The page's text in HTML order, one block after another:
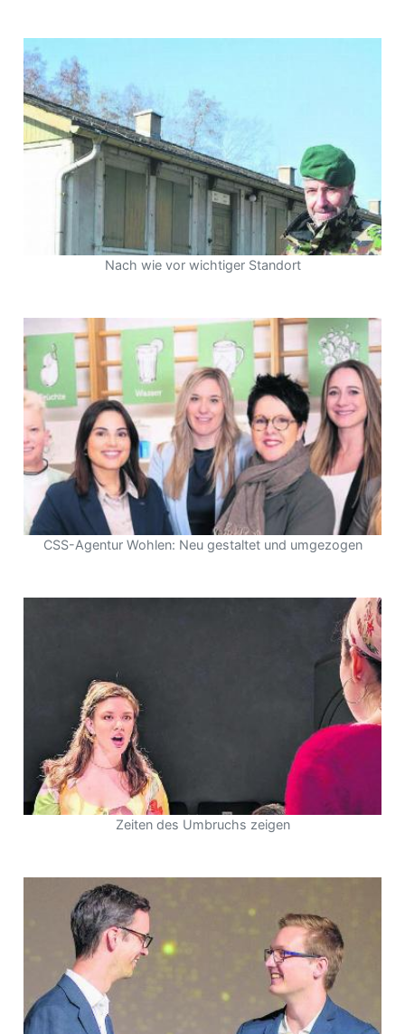
Nach wie vor wichtiger Standort
CSS-Agentur Wohlen: Neu gestaltet und umgezogen
Zeiten des Umbruchs zeigen